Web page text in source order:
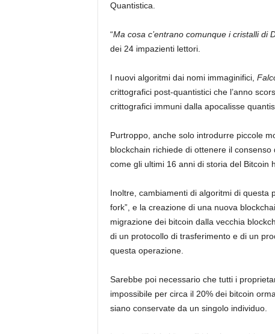
Quantistica.
“Ma cosa c’entrano comunque i cristalli di
dei 24 impazienti lettori.
I nuovi algoritmi dai nomi immaginifici,
crittografici post-quantistici che l’anno
crittografici immuni dalla apocalisse
Purtroppo, anche solo introdurre piccole
blockchain richiede di ottenere il
come gli ultimi 16 anni di storia del Bitcoin
Inoltre, cambiamenti di algoritmi di questa
fork”, e la creazione di una nuova
migrazione dei bitcoin dalla vecchia
di un protocollo di trasferimento e di un
questa operazione.
Sarebbe poi necessario che tutti i
impossibile per circa il 20% dei bitcoin
siano conservate da un singolo individuo.